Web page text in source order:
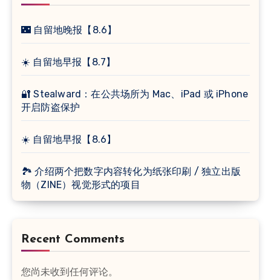
🌃 自留地晚报【8.6】
☀️ 自留地早报【8.7】
🔐 Stealward：在公共场所为 Mac、iPad 或 iPhone
开启防盗保护
☀️ 自留地早报【8.6】
🏞 介绍两个把数字内容转化为纸张印刷 / 独立出版
物（ZINE）视觉形式的项目
Recent Comments
您尚未收到任何评论。